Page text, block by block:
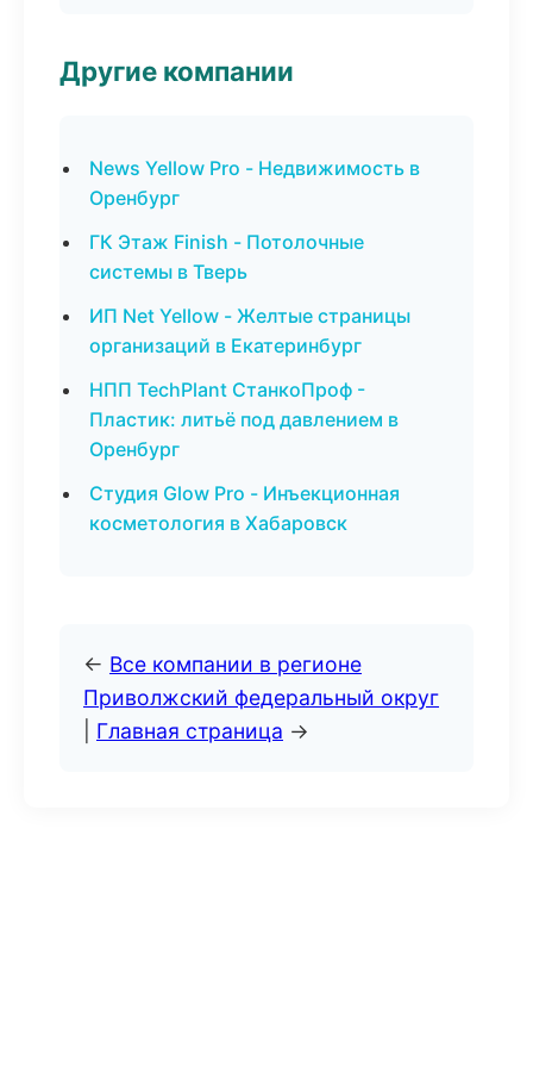
Другие компании
News Yellow Pro - Недвижимость в
Оренбург
ГК Этаж Finish - Потолочные
системы в Тверь
ИП Net Yellow - Желтые страницы
организаций в Екатеринбург
НПП TechPlant СтанкоПроф -
Пластик: литьё под давлением в
Оренбург
Студия Glow Pro - Инъекционная
косметология в Хабаровск
← Все компании в регионе
Приволжский федеральный округ
Главная страница →